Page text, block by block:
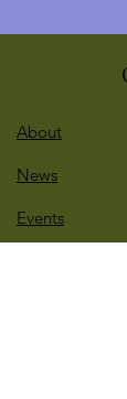
About
News
Events